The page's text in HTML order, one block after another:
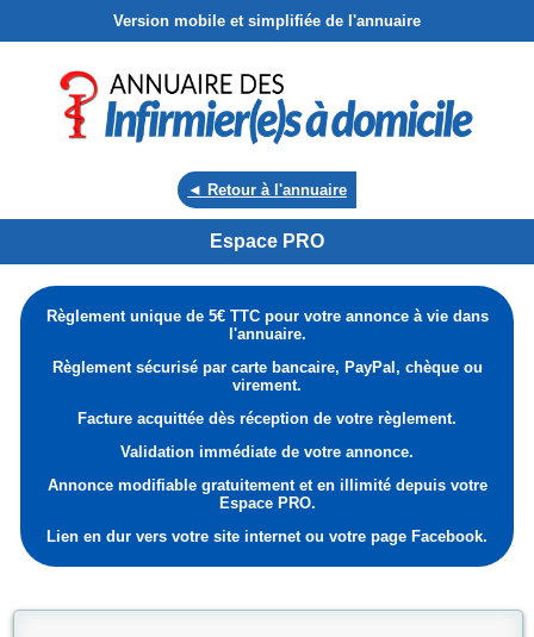
Version mobile et simplifiée de l'annuaire
◄ Retour à l'annuaire
Espace PRO
Règlement unique de 5€ TTC pour votre annonce à vie dans
l'annuaire.
Règlement sécurisé par carte bancaire, PayPal, chèque ou
virement.
Facture acquittée dès réception de votre règlement.
Validation immédiate de votre annonce.
Annonce modifiable gratuitement et en illimité depuis votre
Espace PRO.
Lien en dur vers votre site internet ou votre page Facebook.